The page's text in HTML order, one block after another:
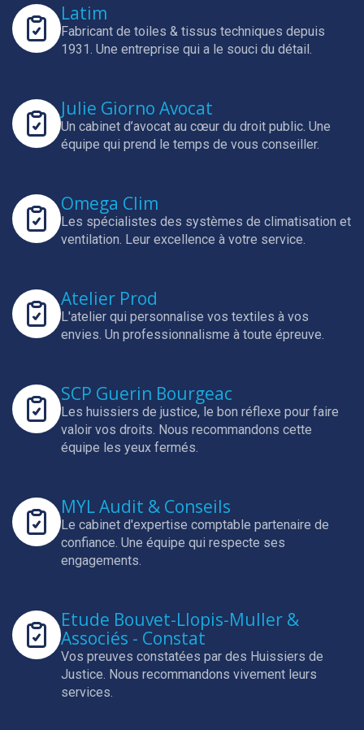
Latim
Fabricant de toiles & tissus techniques depuis
1931. Une entreprise qui a le souci du détail.
Julie Giorno Avocat
Un cabinet d’avocat au cœur du droit public. Une
équipe qui prend le temps de vous conseiller.
Omega Clim
Les spécialistes des systèmes de climatisation et
ventilation. Leur excellence à votre service.
Atelier Prod
L'atelier qui personnalise vos textiles à vos
envies. Un professionnalisme à toute épreuve.
SCP Guerin Bourgeac
Les huissiers de justice, le bon réflexe pour faire
valoir vos droits. Nous recommandons cette
équipe les yeux fermés.
MYL Audit & Conseils
Le cabinet d'expertise comptable partenaire de
confiance. Une équipe qui respecte ses
engagements.
Etude Bouvet-Llopis-Muller &
Associés - Constat
Vos preuves constatées par des Huissiers de
Justice. Nous recommandons vivement leurs
services.